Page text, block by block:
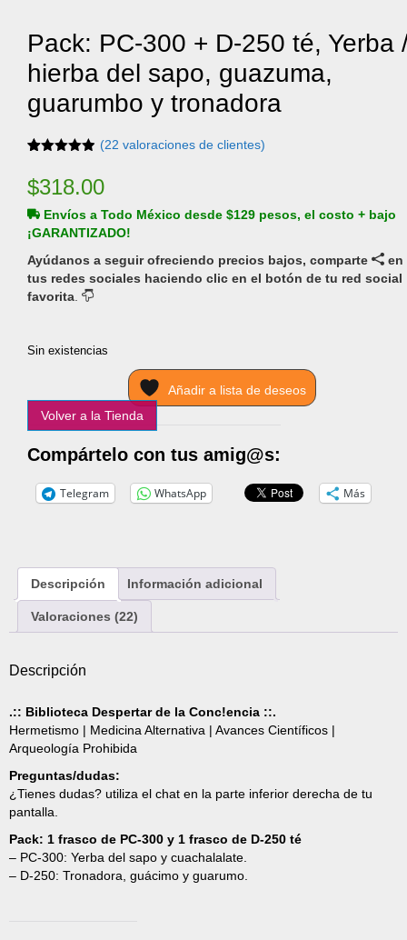
Pack: PC-300 + D-250 té, Yerba
hierba del sapo, guazuma,
guarumbo y tronadora
con 4.91
de
5 en base
valoracione
s de
clientes
(22 valoraciones de clientes)
$318.00
Envíos a Todo México desde $129 pesos, el costo + bajo
¡GARANTIZADO!
Ayúdanos a seguir ofreciendo precios bajos, comparte
en
tus redes sociales haciendo clic en el botón de tu red social
favorita
Sin existencias
Añadir a lista de deseos
Volver a la Tienda
Compártelo con tus amig@s:
Telegram WhatsApp Más
Descripción Información adicional
Valoraciones (22)
Descripción
.:: Biblioteca Despertar de la Conc!encia ::.
Hermetismo | Medicina Alternativa | Avances Científicos |
Arqueología Prohibida
Preguntas/dudas:
¿Tienes dudas? utiliza el chat en la parte inferior derecha de tu
pantalla.
Pack: 1 frasco de PC-300 y 1 frasco de D-250 té
– PC-300: Yerba del sapo y cuachalalate.
– D-250: Tronadora, guácimo y guarumo.